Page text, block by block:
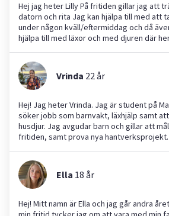
Hej jag heter Lilly På fritiden gillar jag att träna på gym, spela på
datorn och rita Jag kan hjälpa till med att
under någon kväll/eftermiddag och då
hjälpa till med läxor och med djuren där
skolan och gick spetsmatte utbildning på
tillfället natur på ProCivitas så kan hjälpa till
ämnen till skolan.
Vrinda 22år
Hej! Jag heter Vrinda. Jag är student på
söker jobb som barnvakt, läxhjälp samt
husdjur. Jag avgudar barn och gillar att
fritiden, samt prova nya hantverksprojekt. Jag har tidigare tagit
hand om många gånger. Jag är en
ser till att hålla tider.
Ella 18 år
Hej! Mitt namn är Ella och jag går andra